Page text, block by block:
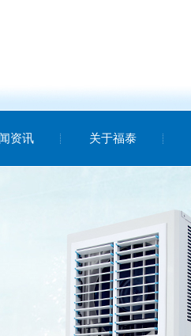
资讯 关于福泰